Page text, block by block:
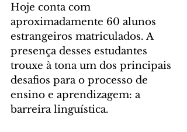
Hoje conta com
aproximadamente 60 alunos
estrangeiros matriculados. A
presença desses estudantes
trouxe à tona um dos principais
desafios para o processo de
ensino e aprendizagem: a
barreira linguística.